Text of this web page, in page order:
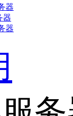
器
器
器